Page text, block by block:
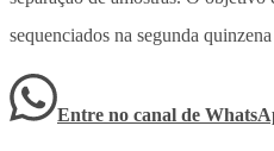
sequenciados na segunda
Entre no canal de